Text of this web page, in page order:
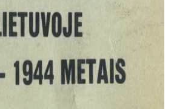
sistemingą ir planingą Bažnyčios bei
visos pilietinės visuomenės
naikinimą. V. Brizgys aprašo, kaip,
prisidengiant „Bažnyčios atskyrimo
nuo valstybės“ dekretu , sovietų
valdžia pradėjo totalų puolimą:
Nuosavybės konfiskavimas: Buvo